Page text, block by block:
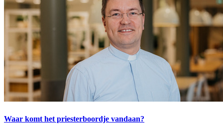
Waar komt het priesterboordje vandaan?